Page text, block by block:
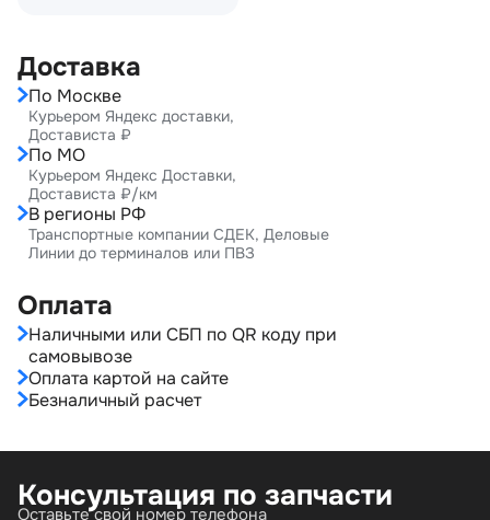
Доставка
По Москве
Курьером Яндекс доставки,
Достависта ₽
По МО
Курьером Яндекс Доставки,
Достависта ₽/км
В регионы РФ
Транспортные компании СДЕК, Деловые
Линии до терминалов или ПВЗ
Оплата
Наличными или СБП по QR коду при
самовывозе
Оплата картой на сайте
Безналичный расчет
Консультация по запчасти
Оставьте свой номер телефона